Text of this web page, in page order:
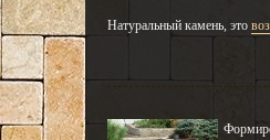
Натуральный камень, это